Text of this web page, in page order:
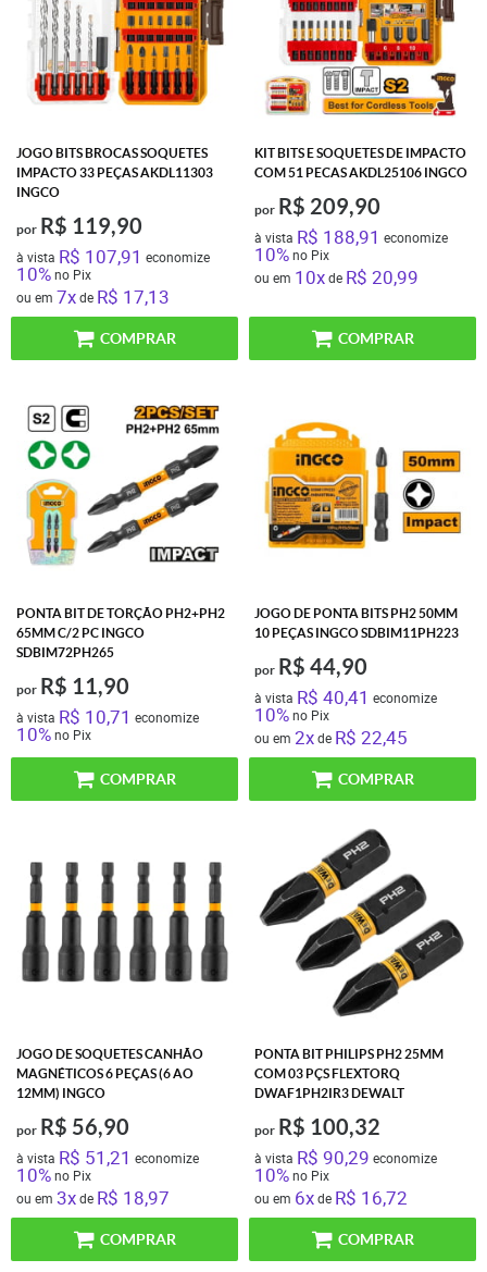
JOGO BITS BROCAS SOQUETES
IMPACTO 33 PEÇAS AKDL11303
INGCO
por R$ 119,90
à vista R$ 107,91 economize
10%no Pix
ou em 7xde R$ 17,13
COMPRAR
KIT BITS E SOQUETES DE IMPACTO
COM 51 PECAS AKDL25106 INGCO
por R$ 209,90
à vista R$ 188,91 economize
10%no Pix
ou em 10xde R$ 20,99
COMPRAR
PONTA BIT DE TORÇÃO PH2+PH2
65MM C/2 PC INGCO
SDBIM72PH265
por R$ 11,90
à vista R$ 10,71 economize
10%no Pix
COMPRAR
JOGO DE PONTA BITS PH2 50MM
10 PEÇAS INGCO SDBIM11PH223
por R$ 44,90
à vista R$ 40,41 economize
10%no Pix
ou em 2xde R$ 22,45
COMPRAR
JOGO DE SOQUETES CANHÃO
MAGNÉTICOS 6 PEÇAS (6 AO
12MM) INGCO
por R$ 56,90
à vista R$ 51,21 economize
10%no Pix
ou em 3xde R$ 18,97
COMPRAR
PONTA BIT PHILIPS PH2 25MM
COM 03 PÇS FLEXTORQ
DWAF1PH2IR3 DEWALT
por R$ 100,32
à vista R$ 90,29 economize
10%no Pix
ou em 6xde R$ 16,72
COMPRAR